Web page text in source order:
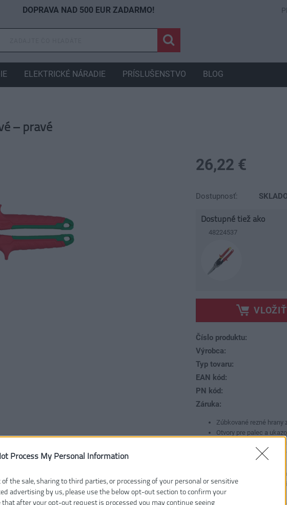
Process My Personal Information
the sale, sharing to third parties, or processing of your personal or sensitive
advertising by us, please use the below opt-out section to confirm your
that after your opt-out request is processed you may continue seeing
– pravé
26,22 €
Dostupnosť:
Dostupné tiež ako
48224537
Číslo produktu:
Výrobca:
Typ tovaru:
EAN kód:
PN kód:
Záruka:
Zúbkované rezné hrany
Otvory pre palec a
menšiu náplň.
plech s menším
Torzná automaticky
umožňuje rýchlejšie
Zložený pákový
hrubých materiálov.
DOPRAVA NAD 500 EUR ZADARMO!
ELEKTRICKÉ NÁRADIE PRÍSLUŠENSTVO BLOG